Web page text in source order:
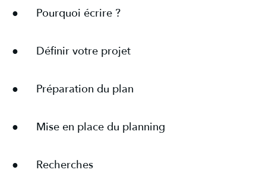
● Pourquoi écrire ?
● Définir votre projet
● Préparation du plan
● Mise en place du planning
● Recherches